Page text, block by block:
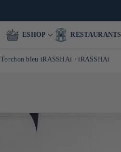
ESHOP RESTAURANTS
Torchon bleu iRASSHAi ⋅ iRASSHAi